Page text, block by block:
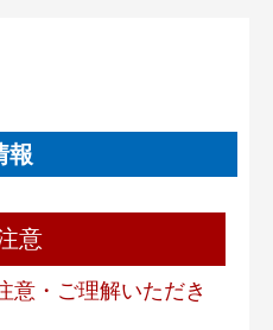
報
意
意・ご理解いただき